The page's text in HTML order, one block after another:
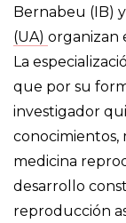
Bernabeu (IB)
(UA) organizan
La
que por su
investigador
conocimientos,
medicina
desarrollo
reproducción